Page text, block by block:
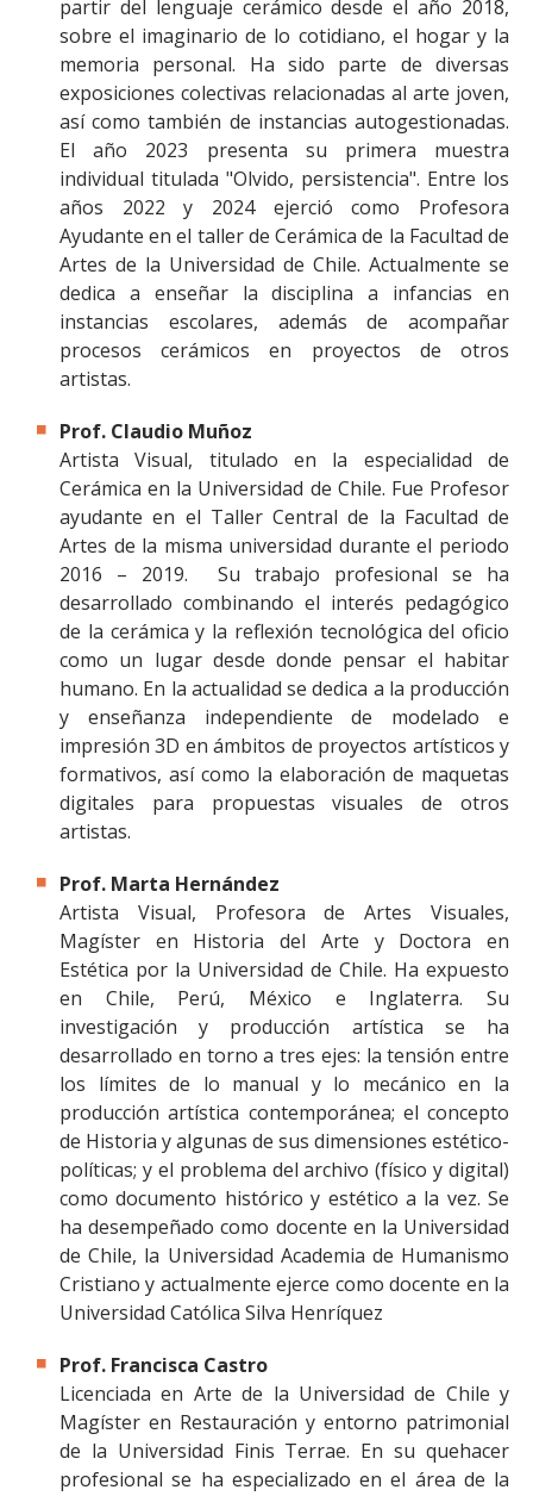
partir del lenguaje cerámico desde el año 2018,
sobre el imaginario de lo cotidiano, el hogar y la
memoria personal. Ha sido parte de diversas
exposiciones colectivas relacionadas al arte joven,
así como también de instancias autogestionadas.
El año 2023 presenta su primera muestra
individual titulada "Olvido, persistencia". Entre los
años 2022 y 2024 ejerció como Profesora
Ayudante en el taller de Cerámica de la Facultad de
Artes de la Universidad de Chile. Actualmente se
dedica a enseñar la disciplina a infancias en
instancias escolares, además de acompañar
procesos cerámicos en proyectos de otros
artistas.
Prof. Claudio Muñoz
Artista Visual, titulado en la especialidad de
Cerámica en la Universidad de Chile. Fue Profesor
ayudante en el Taller Central de la Facultad de
Artes de la misma universidad durante el periodo
2016 – 2019. Su trabajo profesional se ha
desarrollado combinando el interés pedagógico
de la cerámica y la reflexión tecnológica del oficio
como un lugar desde donde pensar el habitar
humano. En la actualidad se dedica a la producción
y enseñanza independiente de modelado e
impresión 3D en ámbitos de proyectos artísticos y
formativos, así como la elaboración de maquetas
digitales para propuestas visuales de otros
artistas.
Prof. Marta Hernández
Artista Visual, Profesora de Artes Visuales,
Magíster en Historia del Arte y Doctora en
Estética por la Universidad de Chile. Ha expuesto
en Chile, Perú, México e Inglaterra. Su
investigación y producción artística se ha
desarrollado en torno a tres ejes: la tensión entre
los límites de lo manual y lo mecánico en la
producción artística contemporánea; el concepto
de Historia y algunas de sus dimensiones estético-
políticas; y el problema del archivo (físico y digital)
como documento histórico y estético a la vez. Se
ha desempeñado como docente en la Universidad
de Chile, la Universidad Academia de Humanismo
Cristiano y actualmente ejerce como docente en la
Universidad Católica Silva Henríquez
Prof. Francisca Castro
Licenciada en Arte de la Universidad de Chile y
Magíster en Restauración y entorno patrimonial
de la Universidad Finis Terrae. En su quehacer
profesional se ha especializado en el área de la